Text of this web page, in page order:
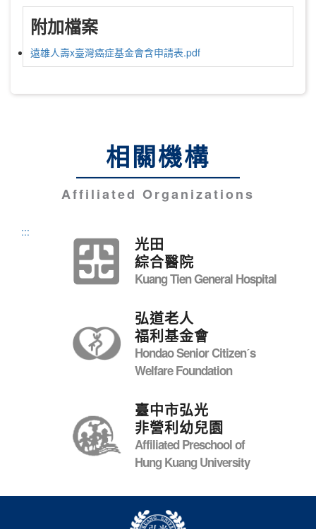
附加檔案
遠雄人壽x臺灣癌症基金會含申請表.pdf
相關機構
Affiliated Organizations
:::
光田
綜合醫院
Kuang Tien General Hospital
弘道老人
福利基金會
Hondao Senior Citizenˊs
Welfare Foundation
臺中市弘光
非營利幼兒園
Affiliated Preschool of
Hung Kuang University